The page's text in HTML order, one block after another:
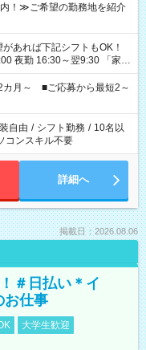
！≫ご希望の勤務地を紹介
勤 16:30～翌9:30 「家族
て夕飯の準備がしたい」
、ご希望を教えてください
合計で週40時間を超える場
カ月～ ■ご応募から最短2～
自由 / シフト勤務 / 10名以
コンスキル不要
詳細へ
掲載日：2026.08.06
＃日払い＊イ
お仕事
大学生歓迎